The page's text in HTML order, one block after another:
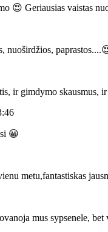
😍 Geriausias vaistas
nuoširdžios,
ir gimdymo skausmus,
😀
metu,fantastiskas
mus sypsenele,